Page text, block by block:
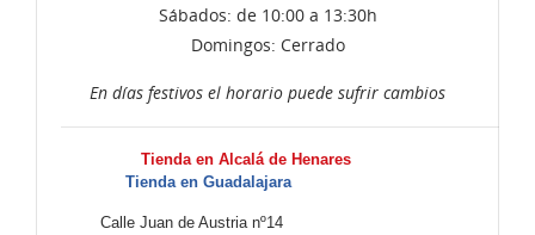
Sábados: de 10:00 a 13:30h
Domingos: Cerrado
En días festivos el horario puede sufrir cambios
Tienda en Alcalá de Henares
Tienda en Guadalajara
Calle Juan de Austria nº14